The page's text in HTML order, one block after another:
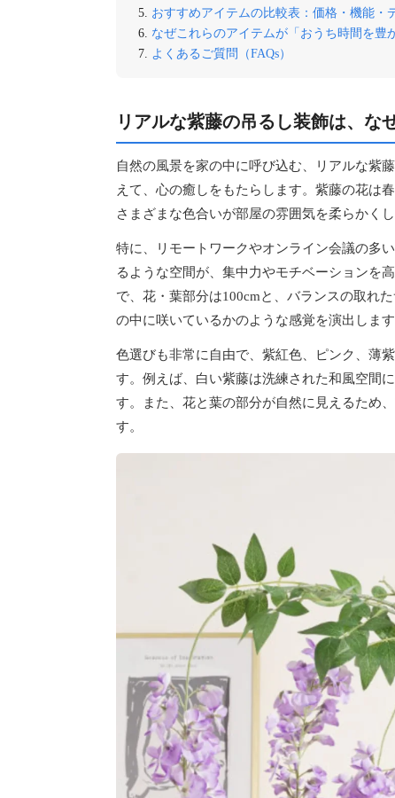
おすすめアイテムの比較表：価格・機能・
なぜこれらのアイテムが「おうち時間を豊
よくあるご質問（FAQs）
リアルな紫藤の吊るし装飾は、な
自然の風景を家の中に呼び込む、リアルな紫
えて、心の癒しをもたらします。紫藤の花は
さまざまな色合いが部屋の雰囲気を柔らかくし
特に、リモートワークやオンライン会議の多
るような空間が、集中力やモチベーションを
で、花・葉部分は100cmと、バランスの取れ
の中に咲いているかのような感覚を演出します
色選びも非常に自由で、紫紅色、ピンク、薄
す。例えば、白い紫藤は洗練された和風空間
す。また、花と葉の部分が自然に見えるため
す。